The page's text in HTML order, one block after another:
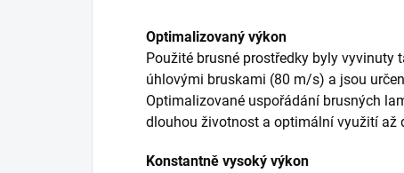
Optimalizovaný výkon
Použité brusné prostředky byly
úhlovými bruskami (80 m/s) a jsou
Optimalizované uspořádání brusných
dlouhou životnost a optimální využití až
Konstantně vysoký výkon